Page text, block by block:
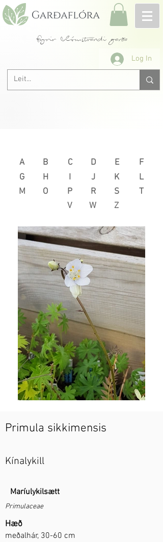
fyrir blómstrandi garða
Log In
A
G
M
B
H
O
C D
E
I
J
K
P
R
S
V
W Z
F
L
T
Primula sikkimensis
Kínalykill
Maríulykilsætt
Primulaceae
Hæð
meðalhár, 30-60 cm